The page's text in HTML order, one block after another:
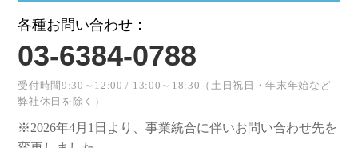
各種お問い合わせ：
03-6384-0788
受付時間9:30～12:00 / 13:00～18:30（土日祝日・年末年始など
弊社休日を除く）
※2026年4月1日より、事業統合に伴いお問い合わせ先を